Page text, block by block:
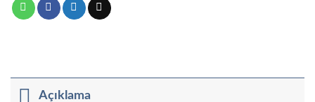
Açıklama